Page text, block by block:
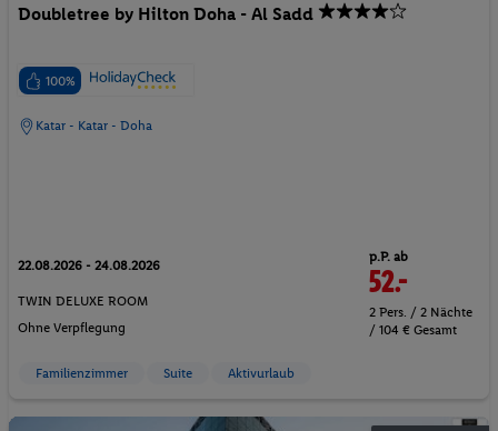
Doubletree by Hilton Doha - Al Sadd
100%
Katar - Katar - Doha
22.08.2026 - 24.08.2026
TWIN DELUXE ROOM
Ohne Verpflegung
p.P. ab
52.-
2 Pers. / 2 Nächte
/ 104 € Gesamt
Familienzimmer Suite Aktivurlaub